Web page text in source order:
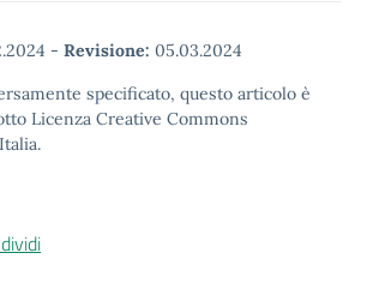
- Revisione: 05.03.2024
specificato, questo articolo è
Licenza Creative Commons